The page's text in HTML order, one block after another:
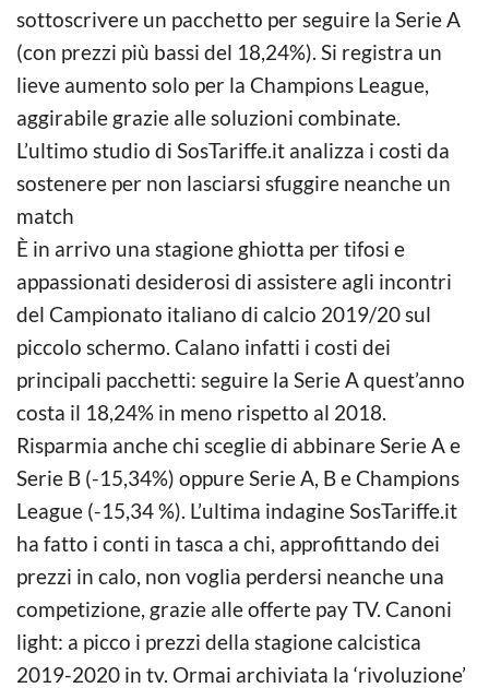
sottoscrivere un pacchetto per seguire la Serie A
(con prezzi più bassi del 18,24%). Si registra un
lieve aumento solo per la Champions League,
aggirabile grazie alle soluzioni combinate.
L’ultimo studio di SosTariffe.it analizza i costi da
sostenere per non lasciarsi sfuggire neanche un
match
È in arrivo una stagione ghiotta per tifosi e
appassionati desiderosi di assistere agli incontri
del Campionato italiano di calcio 2019/20 sul
piccolo schermo. Calano infatti i costi dei
principali pacchetti: seguire la Serie A quest’anno
costa il 18,24% in meno rispetto al 2018.
Risparmia anche chi sceglie di abbinare Serie A e
Serie B (-15,34%) oppure Serie A, B e Champions
League (-15,34 %). L’ultima indagine SosTariffe.it
ha fatto i conti in tasca a chi, approfittando dei
prezzi in calo, non voglia perdersi neanche una
competizione, grazie alle offerte pay TV. Canoni
light: a picco i prezzi della stagione calcistica
2019-2020 in tv. Ormai archiviata la ‘rivoluzione’